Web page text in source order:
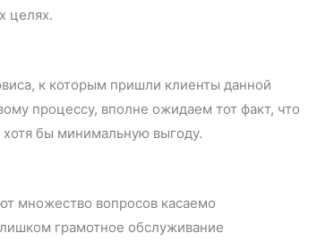
целях.
к которым пришли клиенты данной
процессу, вполне ожидаем тот факт, что
бы минимальную выгоду.
множество вопросов касаемо
грамотное обслуживание